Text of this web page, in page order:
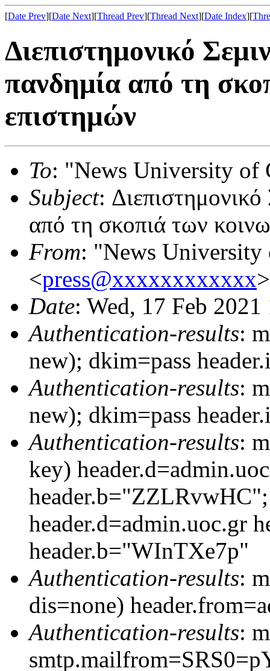
[Date Prev][Date Next][Thread Prev][Thread Next][Date Index][
Διεπιστημονικό
πανδημία από τη
επιστημών
To: "News University of
Subject:
από τη σκοπιά των
From: "News University
<press@xxxxxxxxxxxx>
Date: Wed, 17 Feb
Authentication-results:
new); dkim=pass
Authentication-results:
new); dkim=pass
Authentication-results:
key)
header.d=admin.uoc.gr
header.b="WInTXe7p"
Authentication-results:
dis=none)
Authentication-results: